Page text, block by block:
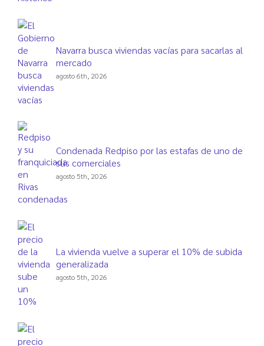
Navarra busca viviendas vacías para sacarlas al
mercado
agosto 6th, 2026
Condenada Redpiso por las estafas de uno de
sus comerciales
agosto 5th, 2026
La vivienda vuelve a superar el 10% de subida
generalizada
agosto 5th, 2026